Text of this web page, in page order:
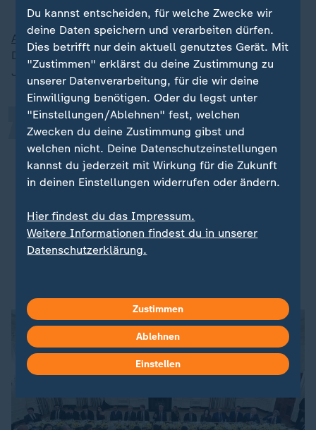
Applewird laut Cook voraussichtlich 600 Milliarden
Dollar in den USA investieren. Laut "Wall Street
Journal" sagte Cook:
Ich möchte Ihnen dafür danken,
dass Sie die Voraussetzungen dafür
geschaffen haben, dass wir in den
USA umfangreiche Investitionen
tätigen und wichtige
Produktionsstätten hier ansiedeln
können.
„
Du kannst entscheiden, für welche Zwecke wir
deine Daten speichern und verarbeiten dürfen.
Dies betrifft nur dein aktuell genutztes Gerät. Mit
"Zustimmen" erklärst du deine Zustimmung zu
unserer Datenverarbeitung, für die wir deine
Einwilligung benötigen. Oder du legst unter
"Einstellungen/Ablehnen" fest, welchen
Zwecken du deine Zustimmung gibst und
welchen nicht. Deine Datenschutzeinstellungen
kannst du jederzeit mit Wirkung für die Zukunft
in deinen Einstellungen widerrufen oder ändern.
Hier findest du das Impressum.
Weitere Informationen findest du in unserer
Datenschutzerklärung.
Zustimmen
Ablehnen
Einstellen